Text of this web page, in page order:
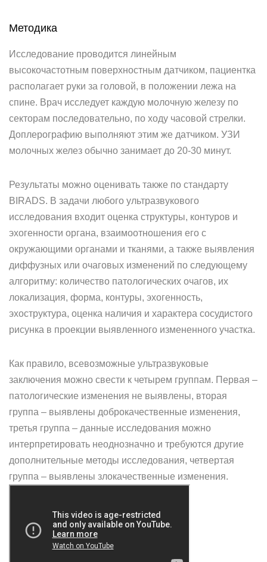
Методика
Исследование проводится линейным
высокочастотным поверхностным датчиком, пациентка
располагает руки за головой, в положении лежа на
спине. Врач исследует каждую молочную железу по
секторам последовательно, по ходу часовой стрелки.
Доплерографию выполняют этим же датчиком. УЗИ
молочных желез обычно занимает до 20-30 минут.
Результаты можно оценивать также по стандарту
BIRADS. В задачи любого ультразвукового
исследования входит оценка структуры, контуров и
эхогенности органа, взаимоотношения его с
окружающими органами и тканями, а также выявления
диффузных или очаговых изменений по следующему
алгоритму: количество патологических очагов, их
локализация, форма, контуры, эхогенность,
эхоструктура, оценка наличия и характера сосудистого
рисунка в проекции выявленного измененного участка.
Как правило, всевозможные ультразвуковые
заключения можно свести к четырем группам. Первая –
патологические изменения не выявлены, вторая
группа – выявлены доброкачественные изменения,
третья группа – данные исследования можно
интерпретировать неоднозначно и требуются другие
дополнительные методы исследования, четвертая
группа – выявлены злокачественные изменения.